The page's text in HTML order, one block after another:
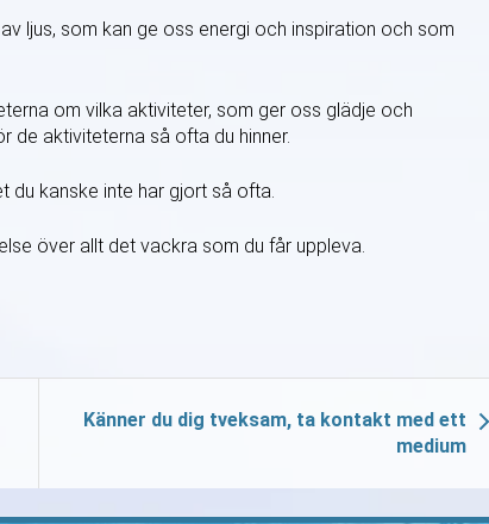
ljus, som kan ge oss energi och inspiration och som
om vilka aktiviteter, som ger oss glädje och
de aktiviteterna så ofta du hinner.
du kanske inte har gjort så ofta.
över allt det vackra som du får uppleva.
Känner du dig tveksam, ta kontakt med ett
medium